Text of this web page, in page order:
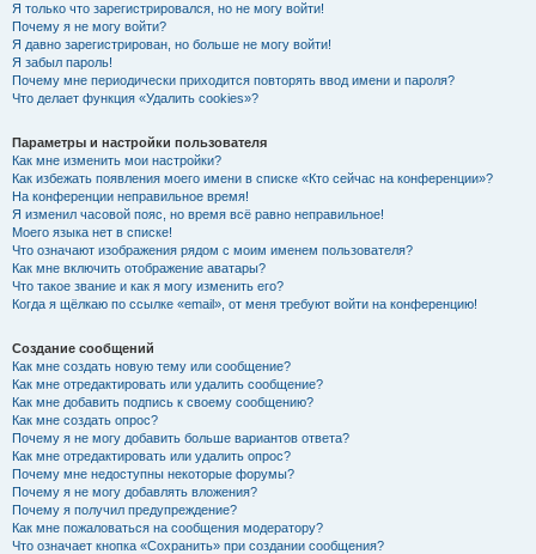
Я только что зарегистрировался, но не могу войти!
Почему я не могу войти?
Я давно зарегистрирован, но больше не могу войти!
Я забыл пароль!
Почему мне периодически приходится повторять ввод имени и пароля?
Что делает функция «Удалить cookies»?
Параметры и настройки пользователя
Как мне изменить мои настройки?
Как избежать появления моего имени в списке «Кто сейчас на конференции»?
На конференции неправильное время!
Я изменил часовой пояс, но время всё равно неправильное!
Моего языка нет в списке!
Что означают изображения рядом с моим именем пользователя?
Как мне включить отображение аватары?
Что такое звание и как я могу изменить его?
Когда я щёлкаю по ссылке «email», от меня требуют войти на конференцию!
Создание сообщений
Как мне создать новую тему или сообщение?
Как мне отредактировать или удалить сообщение?
Как мне добавить подпись к своему сообщению?
Как мне создать опрос?
Почему я не могу добавить больше вариантов ответа?
Как мне отредактировать или удалить опрос?
Почему мне недоступны некоторые форумы?
Почему я не могу добавлять вложения?
Почему я получил предупреждение?
Как мне пожаловаться на сообщения модератору?
Что означает кнопка «Сохранить» при создании сообщения?